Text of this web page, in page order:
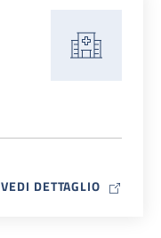
VEDI DETTAGLIO MAP ICON